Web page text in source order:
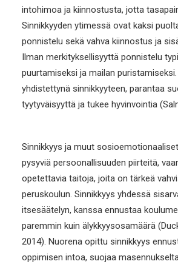
intohimoa ja kiinnostusta, jotta
Sinnikkyyden ytimessä ovat kaksi
ponnistelu sekä vahva kiinnostus ja
Ilman merkityksellisyyttä ponnistelu
puurtamiseksi ja mailan
yhdistettynä sinnikkyyteen, parantaa
tyytyväisyyttä ja tukee hyvinvointia
Sinnikkyys ja muut
pysyviä persoonallisuuden piirteitä,
opetettavia taitoja, joita on tärkeä
peruskoulun. Sinnikkyys yhdessä
itsesäätelyn, kanssa ennustaa
paremmin kuin älykkyysosamäärä
2014). Nuorena opittu sinnikkyys
oppimisen intoa, suojaa